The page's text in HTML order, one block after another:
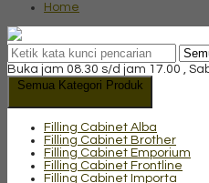
Home
Buka jam 08.30 s/d jam 17.00 ,
Semua Kategori Produk
Filling Cabinet Alba
Filling Cabinet Brother
Filling Cabinet Emporium
Filling Cabinet Frontline
Filling Cabinet Importa